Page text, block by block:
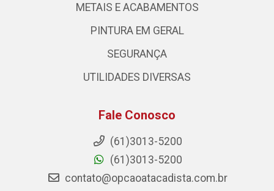
METAIS E ACABAMENTOS
PINTURA EM GERAL
SEGURANÇA
UTILIDADES DIVERSAS
Fale Conosco
(61)3013-5200
(61)3013-5200
contato@opcaoatacadista.com.br